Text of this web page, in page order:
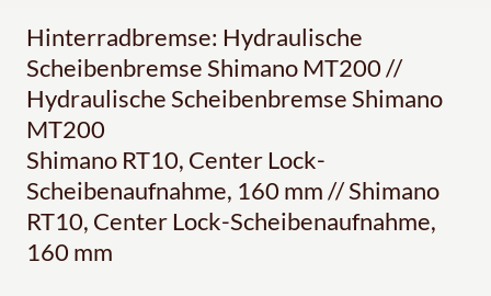
Hinterradbremse: Hydraulische
Scheibenbremse Shimano MT200 //
Hydraulische Scheibenbremse Shimano
MT200
Shimano RT10, Center Lock-
Scheibenaufnahme, 160 mm // Shimano
RT10, Center Lock-Scheibenaufnahme,
160 mm